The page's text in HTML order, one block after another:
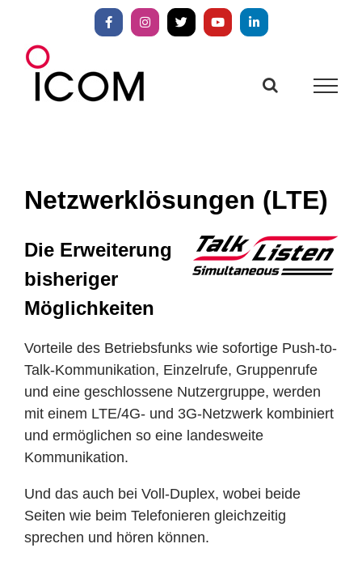
springen
FacebookInstagram
X YouTubeLinkedIn
Netzwerklösungen (LTE)
Die Erweiterung
bisheriger
Möglichkeiten
Vorteile des Betriebsfunks wie sofortige Push-to-
Talk-Kommunikation, Einzelrufe, Gruppenrufe
und eine geschlossene Nutzergruppe, werden
mit einem LTE/4G- und 3G-Netzwerk kombiniert
und ermöglichen so eine landesweite
Kommunikation.
Und das auch bei Voll-Duplex, wobei beide
Seiten wie beim Telefonieren gleichzeitig
sprechen und hören können.